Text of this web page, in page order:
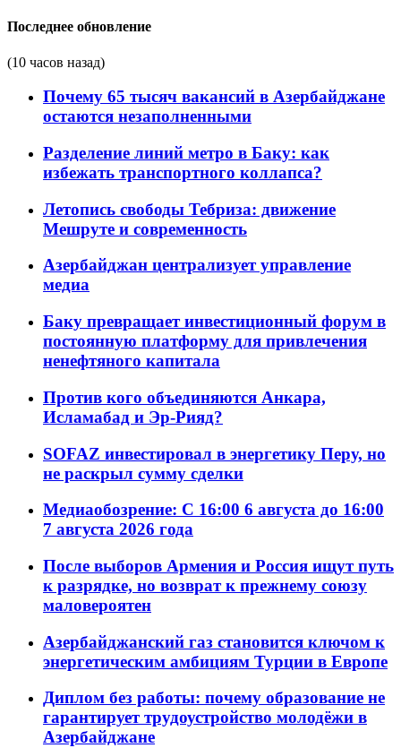
Последнее обновление
(10 часов назад)
Почему 65 тысяч вакансий в Азербайджане
остаются незаполненными
Разделение линий метро в Баку: как
избежать транспортного коллапса?
Летопись свободы Тебриза: движение
Мешруте и современность
Азербайджан централизует управление
медиа
Баку превращает инвестиционный форум в
постоянную платформу для привлечения
ненефтяного капитала
Против кого объединяются Анкара,
Исламабад и Эр-Рияд?
SOFAZ инвестировал в энергетику Перу, но
не раскрыл сумму сделки
Медиаобозрение: С 16:00 6 августа до 16:00
7 августа 2026 года
После выборов Армения и Россия ищут путь
к разрядке, но возврат к прежнему союзу
маловероятен
Азербайджанский газ становится ключом к
энергетическим амбициям Турции в Европе
Диплом без работы: почему образование не
гарантирует трудоустройство молодёжи в
Азербайджане